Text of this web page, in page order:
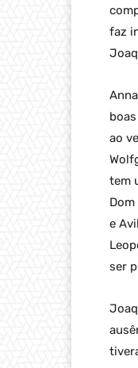
faz
ao
tem
e
ser